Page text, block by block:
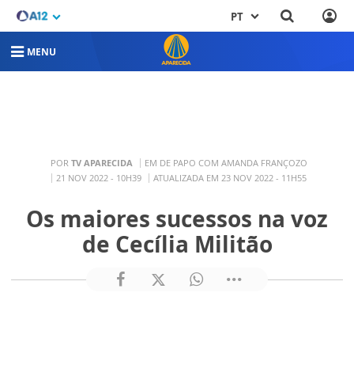
PT
MENU
POR TV APARECIDA
EM DE PAPO COM AMANDA FRANÇOZO
21 NOV 2022 - 10H39
ATUALIZADA EM 23 NOV 2022 - 11H55
Os maiores sucessos na voz
de Cecília Militão